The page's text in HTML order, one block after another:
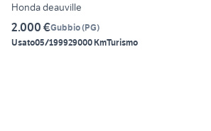
Honda deauville
2.000 €Gubbio(PG)
Usato05/199929000 KmTurismo